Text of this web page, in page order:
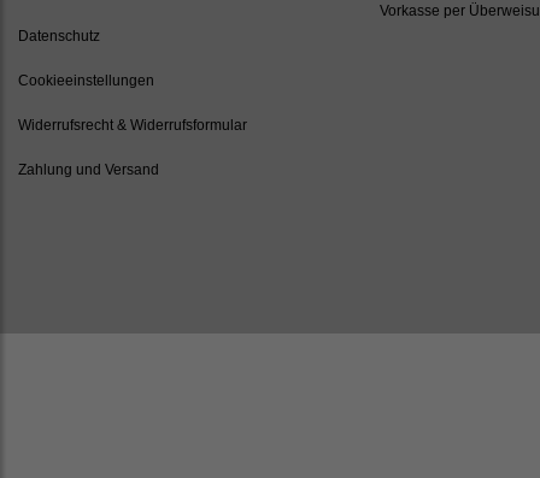
Datenschutz
Cookieeinstellungen
Widerrufsrecht & Widerrufsformular
Zahlung und Versand
Vorkasse per